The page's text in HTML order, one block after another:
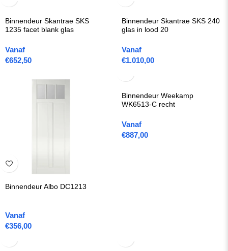
Binnendeur Skantrae SKS
1235 facet blank glas
Vanaf
€652,50
Binnendeur Skantrae SKS 240
glas in lood 20
Vanaf
€1.010,00
Binnendeur Albo DC1213
Vanaf
€356,00
Binnendeur Weekamp
WK6513-C recht
Vanaf
€887,00